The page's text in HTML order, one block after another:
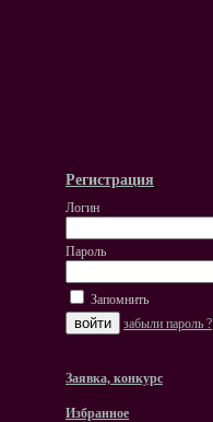
Регистрация
Логин
Пароль
Запомнить
забыли пароль ?
Заявка, конкурс
Избранное